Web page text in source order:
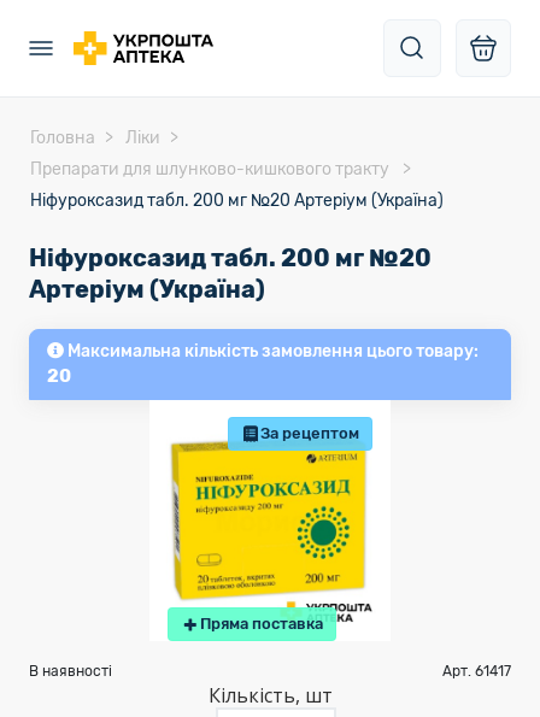
Головна
Ліки
Препарати для шлунково-кишкового тракту
Ніфуроксазид табл. 200 мг №20 Артеріум (Україна)
Ніфуроксазид табл. 200 мг №20
Артеріум (Україна)
Максимальна кількість замовлення цього товару:
20
За рецептом
Пряма поставка
В наявності Арт. 61417
Кількість, шт